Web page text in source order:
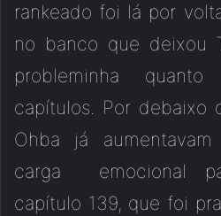
rankeado foi lá por
no banco que deixou
probleminha
capítulos. Por debaixo
Ohba já
carga emocional
capítulo 139, que foi